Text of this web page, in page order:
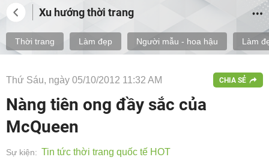
Xu hướng thời trang
Thời trang Làm đẹp Người mẫu - hoa hậu Làm
Thứ Sáu, ngày 05/10/2012 11:32 AM CHIA SẺ
Nàng tiên ong đầy sắc của
McQueen
Sự kiện: Tin tức thời trang quốc tế HOT